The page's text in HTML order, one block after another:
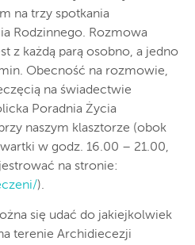
na trzy spotkania
Rodzinnego. Rozmowa
z każdą parą osobno, a jedno
Obecność na rozmowie,
na świadectwie
Poradnia Życia
naszym klasztorze (obok
w godz. 16.00 – 21.00,
na stronie:
).
się udać do jakiejkolwiek
terenie Archidiecezji